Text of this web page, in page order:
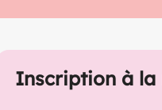
Inscription à la